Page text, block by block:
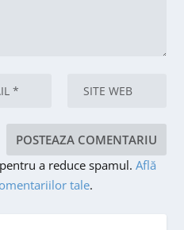
a reduce spamul.Află
tale.